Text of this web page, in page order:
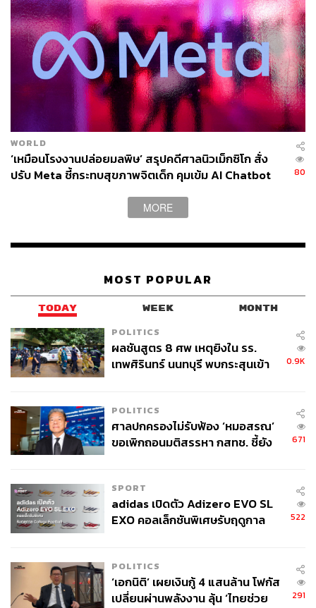
WORLD
‘เหมือนโรงงานปล่อยมลพิษ’ สรุปคดีศาลนิวเม็กซิโก สั่ง
ปรับ Meta ชี้กระทบสุขภาพจิตเด็ก คุมเข้ม AI Chatbot
80
MORE
MOST POPULAR
TODAY WEEK MONTH
POLITICS
ผลชันสูตร 8 ศพ เหตุยิงใน รร.
เทพศิรินทร์ นนทบุรี พบกระสุนเข้า
0.9K
POLITICS
ศาลปกครองไม่รับฟ้อง ‘หมอสรณ’
ขอเพิกถอนมติสรรหา กสทช. ชี้ยัง
671
SPORT
adidas เปิดตัว Adizero EVO SL
EXO คอลเล็กชันพิเศษรับฤดูกาล
522
POLITICS
‘เอกนิติ’ เผยเงินกู้ 4 แสนล้าน โฟกัส
เปลี่ยนผ่านพลังงาน ลุ้น ‘ไทยช่วย
291